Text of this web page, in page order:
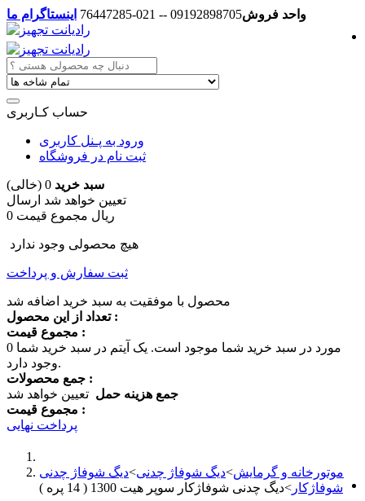
واحد فروش09192898705 -- 021-76447285 اینستاگرام ما
حساب کـاربری
ورود به پـنل کاربری
ثبت نام در فروشگاه
سبد خرید 0 (خالی)
تعیین خواهد شد ارسال
0 ریال مجموع قیمت
هیچ محصولی وجود ندارد
ثبت سفارش و پرداخت
محصول با موفقیت به سبد خرید اضافه شد
تعداد از این محصول :
مجموع قیمت :
0
مورد در سبد خرید شما موجود است. یک آیتم در سبد خرید شما
وجود دارد.
جمع محصولات :
جمع هزینه حمل تعیین خواهد شد
مجموع قیمت :
پرداخت نهایی
موتورخانه و گرمایش>دیگ شوفاژ چدنی>دیگ شوفاژ چدنی
شوفاژکار >دیگ چدنی شوفاژکار سوپر هیت 1300 ( 14 پره )